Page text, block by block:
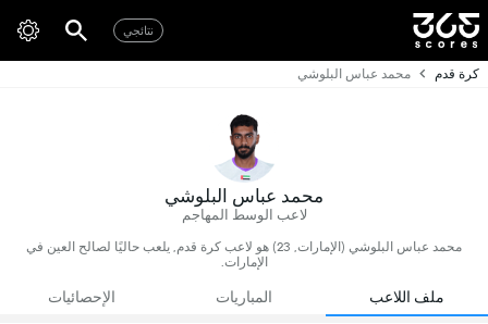
نتائجي
كرة قدم محمد عباس البلوشي
محمد عباس البلوشي
لاعب الوسط المهاجم
محمد عباس البلوشي (الإمارات, 23) هو لاعب كرة قدم, يلعب حاليًا لصالح العين في
الإمارات.
ملف اللاعب المباريات الإحصائيات